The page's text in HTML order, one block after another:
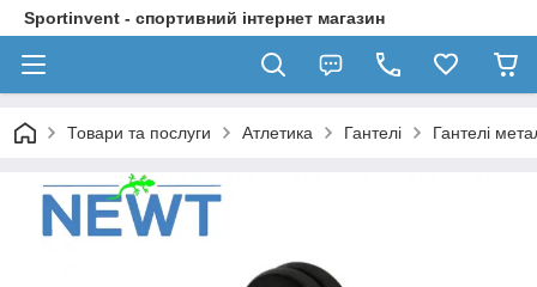
Sportinvent - спортивний інтернет магазин
Товари та послуги Атлетика Гантелі Гантелі